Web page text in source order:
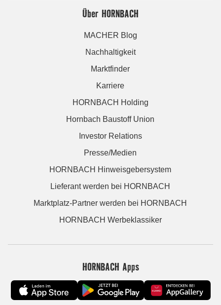
Über HORNBACH
MACHER Blog
Nachhaltigkeit
Marktfinder
Karriere
HORNBACH Holding
Hornbach Baustoff Union
Investor Relations
Presse/Medien
HORNBACH Hinweisgebersystem
Lieferant werden bei HORNBACH
Marktplatz-Partner werden bei HORNBACH
HORNBACH Werbeklassiker
HORNBACH Apps